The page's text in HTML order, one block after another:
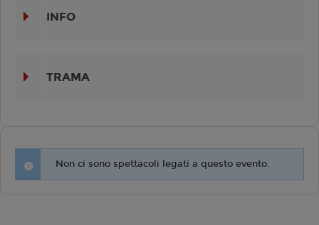
INFO
TRAMA
Non ci sono spettacoli legati a questo evento.